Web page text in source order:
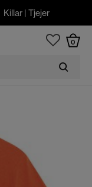
Killar| Tjejer
0